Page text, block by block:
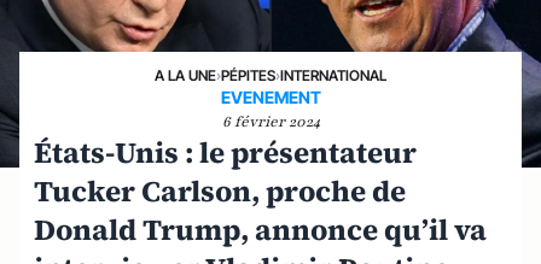
A LA UNE›PÉPITES›INTERNATIONAL
EVENEMENT
6 février 2024
États-Unis : le présentateur
Tucker Carlson, proche de
Donald Trump, annonce qu’il va